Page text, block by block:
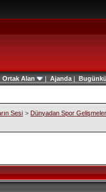
Ortak Alan | Ajanda |
Sesi > Dünyadan Spor